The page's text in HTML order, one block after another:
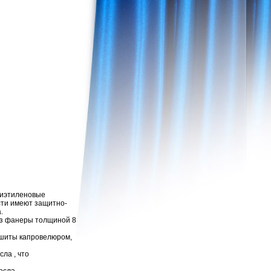
име­ют защитно-
фанеры толщиной 8
капровелюром,
, что